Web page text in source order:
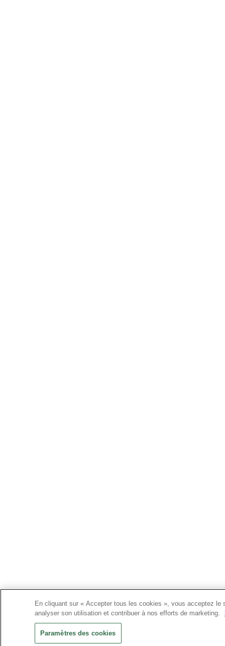
En cliquant sur « Accepter tous les cookies », vous acceptez
analyser son utilisation et contribuer à nos efforts de marketing.
Paramètres des cookies